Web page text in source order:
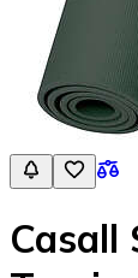
Casall